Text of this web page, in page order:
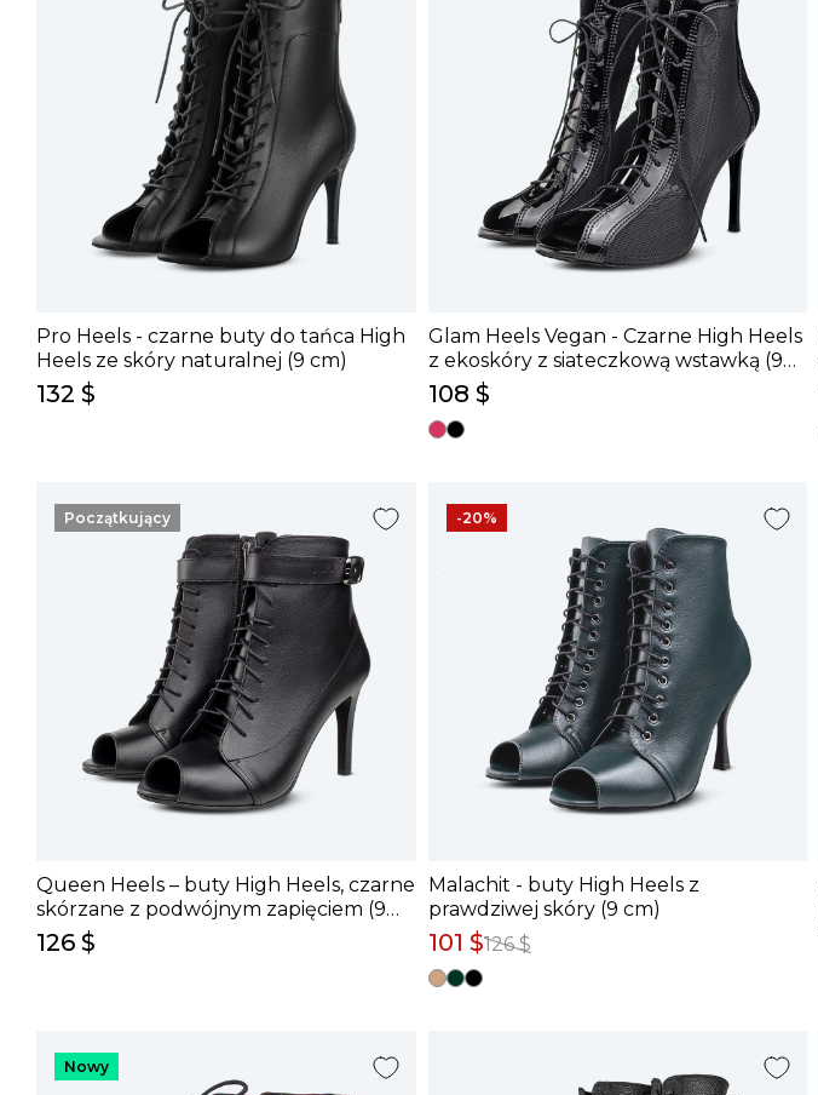
Pro Heels - czarne buty do tańca High
Heels ze skóry naturalnej (9 cm)
132 $
Glam Heels Vegan - Czarne High Heels
z ekoskóry z siateczkową wstawką (9
cm)
108 $
Początkujący
Queen Heels – buty High Heels, czarne
skórzane z podwójnym zapięciem (9
cm)
126 $
-20%
Malachit - buty High Heels z
prawdziwej skóry (9 cm)
101 $126 $
Nowy